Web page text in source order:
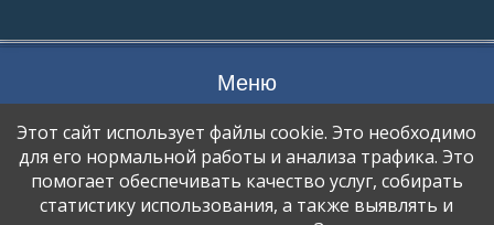
Меню
ОТКАЗ ОТ УСЛУГИ
ПОЛИТИКА КОНФИДЕНЦИАЛЬНОСТИ
ПОЛЬЗОВАТЕЛЬСКОЕ СОГЛАШЕНИЕ
Этот сайт использует файлы cookie. Это необходимо
для его нормальной работы и анализа трафика. Это
помогает обеспечивать качество услуг, собирать
статистику использования, а также выявлять и